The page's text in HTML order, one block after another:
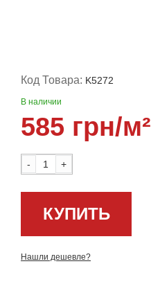
Код Товара: K5272
В наличии
585 грн/м²
- +
КУПИТЬ
Нашли дешевле?